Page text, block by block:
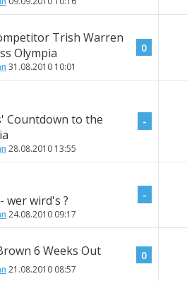
Trish Warren
Olympia
31.08.2010 10:01
0
Countdown to the
28.08.2010 13:55
-
wer wird's ?
24.08.2010 09:17
-
6 Weeks Out
21.08.2010 08:57
0